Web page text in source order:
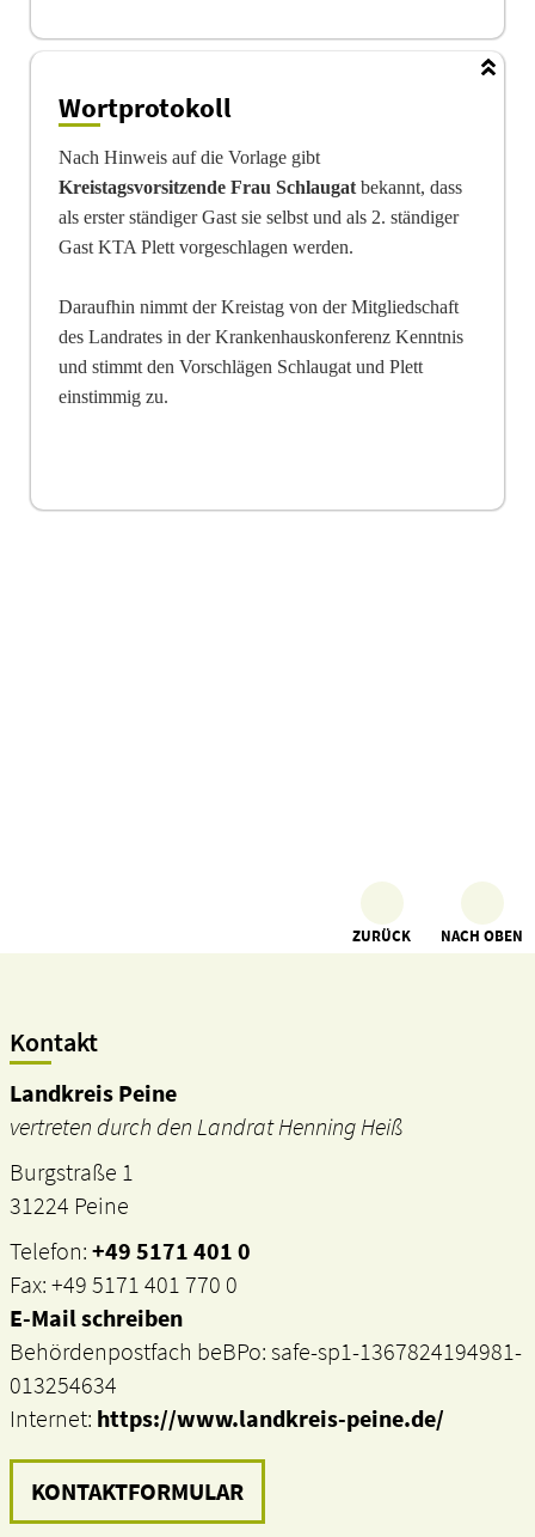
Wortprotokoll
Nach Hinweis auf die Vorlage gibt
Kreistagsvorsitzende Frau Schlaugatbekannt, dass
als erster ständiger Gast sie selbst und als 2. ständiger
Gast KTA Plett vorgeschlagen werden.
Daraufhin nimmt der Kreistag von der Mitgliedschaft
des Landrates in der Krankenhauskonferenz Kenntnis
und stimmt den Vorschlägen Schlaugat und Plett
einstimmig zu.
ZURÜCK NACH OBEN
Kontakt
Landkreis Peine
vertreten durch den Landrat Henning Heiß
Burgstraße 1
31224 Peine
Telefon:+49 5171 401 0
Fax: +49 5171 401 770 0
E-Mail schreiben
Behördenpostfach beBPo: safe-sp1-1367824194981-
013254634
Internet: https://www.landkreis-peine.de/
KONTAKTFORMULAR